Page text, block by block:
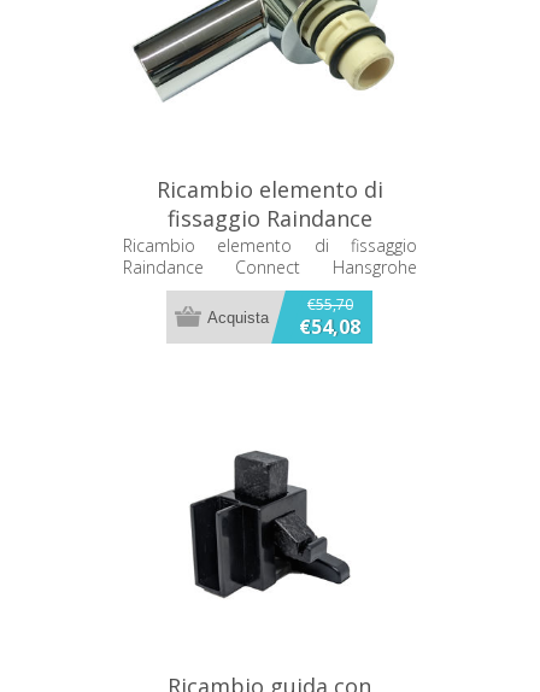
Ricambio elemento di
fissaggio Raindance
Connect Hansgrohe
98456000
Ricambio elemento di fissaggio
Raindance Connect Hansgrohe
98456000
€55,70
€54,08
Ricambio guida con